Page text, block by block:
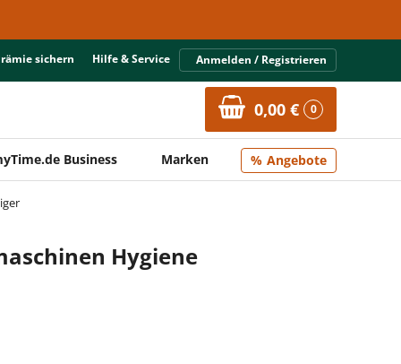
sichern Hilfe & Service Anmelden / Registrieren
0,00 € 0
Business Marken Angebote
Hygiene